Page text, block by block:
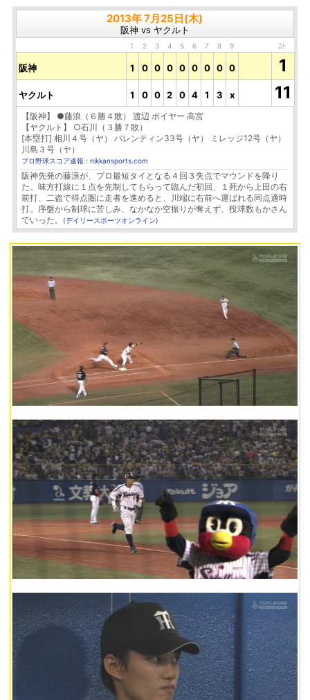
2013年 7月25日(木)
阪神 vs ヤクルト
1 2 3 4 5 6 7 8 9 計
阪神 1 0 0 0 0 0 0 0 0 1
ヤクルト 1 0 0 2 0 4 1 3 x 11
【阪神】 ●藤浪（６勝４敗） 渡辺 ボイヤー 高宮
【ヤクルト】 ○石川（３勝７敗）
[本塁打] 相川４号（ヤ） バレンティン33号（ヤ） ミレッジ12号（ヤ）
川島３号（ヤ）
プロ野球スコア速報 : nikkansports.com
阪神先発の藤浪が、プロ最短タイとなる４回３失点でマウンドを降り
た。味方打線に１点を先制してもらって臨んだ初回、１死から上田の右
前打、二盗で得点圏に走者を進めると、川端に右前へ運ばれる同点適時
打。序盤から制球に苦しみ、なかなか空振りが奪えず、投球数もかさん
でいった。
(デイリースポーツオンライン)